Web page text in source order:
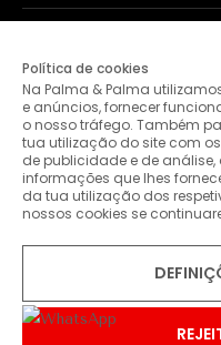
PALMA & PALMA
APOIO AO CLIENTE
CONTACTOS
* Salvo indicação de
válidas até ao dia 07-08-
Política de cookies
Na Palma & Palma
e anúncios, fornecer
o nosso tráfego. Também
tua utilização do site com
de publicidade e de
informações que lhes
da tua utilização dos
nossos cookies se